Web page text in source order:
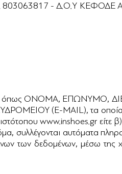
803063817 - Δ.Ο.Υ ΚΕΦΟΔΕ
όπως ΟΝΟΜΑ, ΕΠΩΝΥΜΟ,
(E-MAIL), τα οποία
www.inshoes.gr είτε
συλλέγονται αυτόματα
των δεδομένων, μέσω